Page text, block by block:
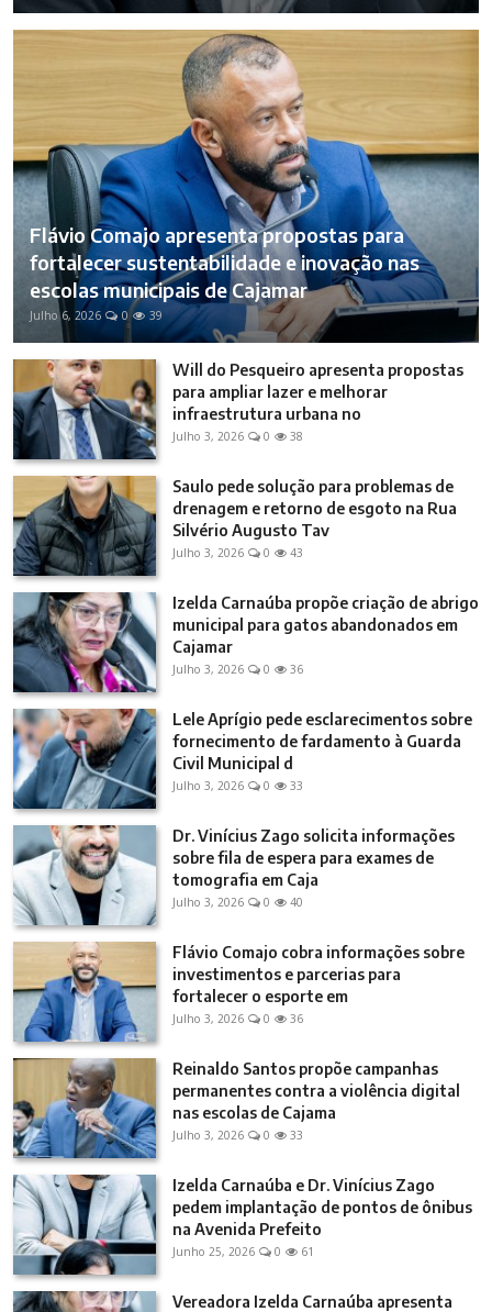
Flávio Comajo apresenta propostas para
fortalecer sustentabilidade e inovação nas
escolas municipais de Cajamar
Julho 6, 2026 0 39
Will do Pesqueiro apresenta propostas
para ampliar lazer e melhorar
infraestrutura urbana no
Julho 3, 2026 0 38
Saulo pede solução para problemas de
drenagem e retorno de esgoto na Rua
Silvério Augusto Tav
Julho 3, 2026 0 43
Izelda Carnaúba propõe criação de abrigo
municipal para gatos abandonados em
Cajamar
Julho 3, 2026 0 36
Lele Aprígio pede esclarecimentos sobre
fornecimento de fardamento à Guarda
Civil Municipal d
Julho 3, 2026 0 33
Dr. Vinícius Zago solicita informações
sobre fila de espera para exames de
tomografia em Caja
Julho 3, 2026 0 40
Flávio Comajo cobra informações sobre
investimentos e parcerias para
fortalecer o esporte em
Julho 3, 2026 0 36
Reinaldo Santos propõe campanhas
permanentes contra a violência digital
nas escolas de Cajama
Julho 3, 2026 0 33
Izelda Carnaúba e Dr. Vinícius Zago
pedem implantação de pontos de ônibus
na Avenida Prefeito
Junho 25, 2026 0 61
Vereadora Izelda Carnaúba apresenta